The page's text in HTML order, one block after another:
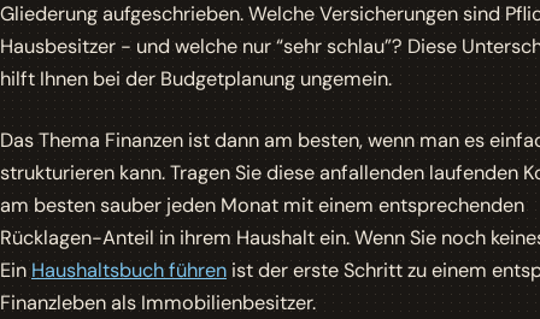
Gliederung aufgeschrieben. Welche Versicherungen sind
Hausbesitzer - und welche nur “sehr schlau”? Diese
hilft Ihnen bei der Budgetplanung ungemein.
Das Thema Finanzen ist dann am besten, wenn man es
strukturieren kann. Tragen Sie diese anfallenden laufenden
am besten sauber jeden Monat mit einem entsprechenden
Rücklagen-Anteil in ihrem Haushalt ein. Wenn Sie noch
EinHaushaltsbuch führenist der erste Schritt zu einem
Finanzleben als Immobilienbesitzer.